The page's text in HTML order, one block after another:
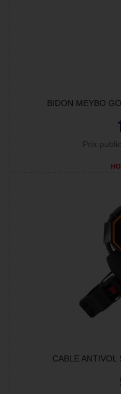
BIDON MEYBO
Prix
CABLE ANTIVOL